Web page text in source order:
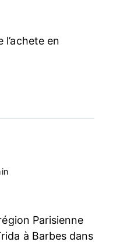
l’achete en
Parisienne
à Barbes dans